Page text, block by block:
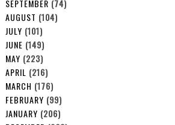
SEPTEMBER (74)
AUGUST (104)
JULY (101)
JUNE (149)
MAY (223)
APRIL (216)
MARCH (176)
FEBRUARY (99)
JANUARY (206)